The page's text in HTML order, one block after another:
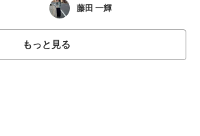
藤田 一輝
もっと見る